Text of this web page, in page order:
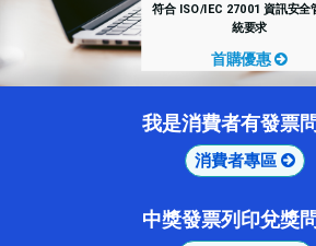
符合 ISO/IEC 27001 資訊安全
統要求
首購優惠
我是消費者有發票
消費者專區
中獎發票列印兌獎